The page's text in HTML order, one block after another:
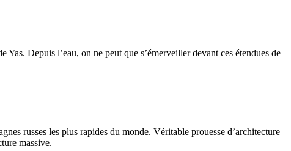
Depuis l’eau, on ne peut que s’émerveiller devant ces étendues de
russes les plus rapides du monde. Véritable prouesse d’architecture
massive.